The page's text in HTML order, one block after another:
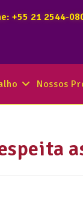
+55 21 2544-
Nossos